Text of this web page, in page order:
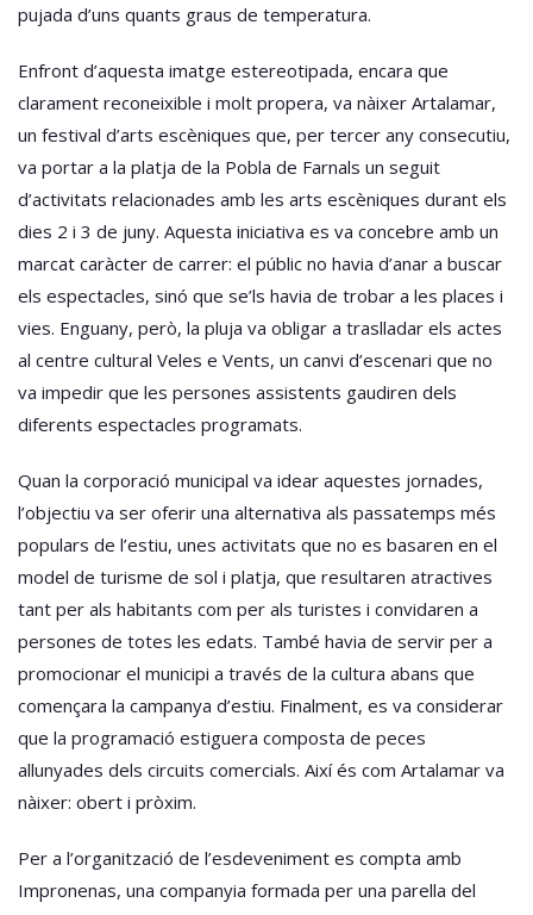
pujada d’uns quants graus de temperatura.
Enfront d’aquesta imatge estereotipada, encara que
clarament reconeixible i molt propera, va nàixer Artalamar,
un festival d’arts escèniques que, per tercer any consecutiu,
va portar a la platja de la Pobla de Farnals un seguit
d’activitats relacionades amb les arts escèniques durant els
dies 2 i 3 de juny. Aquesta iniciativa es va concebre amb un
marcat caràcter de carrer: el públic no havia d’anar a buscar
els espectacles, sinó que se’ls havia de trobar a les places i
vies. Enguany, però, la pluja va obligar a traslladar els actes
al centre cultural Veles e Vents, un canvi d’escenari que no
va impedir que les persones assistents gaudiren dels
diferents espectacles programats.
Quan la corporació municipal va idear aquestes jornades,
l’objectiu va ser oferir una alternativa als passatemps més
populars de l’estiu, unes activitats que no es basaren en el
model de turisme de sol i platja, que resultaren atractives
tant per als habitants com per als turistes i convidaren a
persones de totes les edats. També havia de servir per a
promocionar el municipi a través de la cultura abans que
començara la campanya d’estiu. Finalment, es va considerar
que la programació estiguera composta de peces
allunyades dels circuits comercials. Així és com Artalamar va
nàixer: obert i pròxim.
Per a l’organització de l’esdeveniment es compta amb
Impronenas, una companyia formada per una parella del